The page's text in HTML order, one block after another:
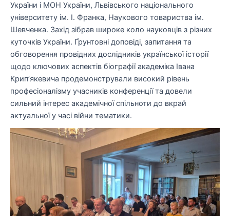
України і МОН України, Львівського національного
університету ім. І. Франка, Наукового товариства ім.
Шевченка. Захід зібрав широке коло науковців з різних
куточків України. Ґрунтовні доповіді, запитання та
обговорення провідних дослідників української історії
щодо ключових аспектів біографії академіка Івана
Крип’якевича продемонстрували високий рівень
професіоналізму учасників конференції та довели
сильний інтерес академічної спільноти до вкрай
актуальної у часі війни тематики.